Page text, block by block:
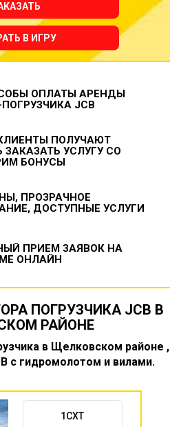
В ИГРУ
ОПЛАТЫ АРЕНДЫ
JCB
ПОЛУЧАЮТ
ЗАКАЗАТЬ УСЛУГУ СО
БОНУСЫ
ПРОЗРАЧНОЕ
ДОСТУПНЫЕ УСЛУГИ
ПРИЕМ ЗАЯВОК НА
ОНЛАЙН
ПОГРУЗЧИКА JCB В
РАЙОНЕ
в Щелковском районе ,
с гидромолотом и вилами.
1CXT